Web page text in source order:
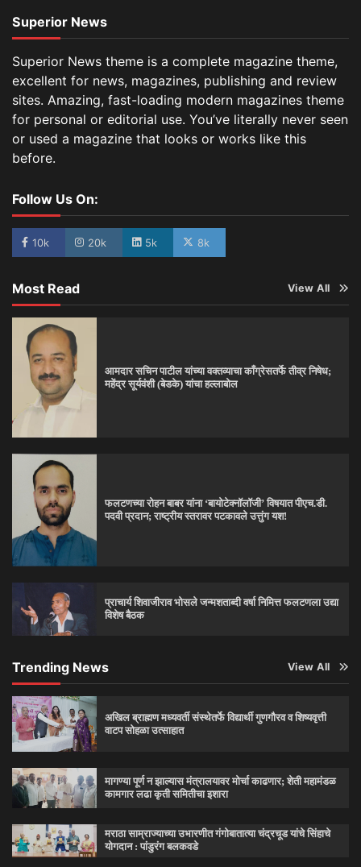
Superior News
Superior News theme is a complete magazine theme,
excellent for news, magazines, publishing and review
sites. Amazing, fast-loading modern magazines theme
for personal or editorial use. You’ve literally never seen
or used a magazine that looks or works like this
before.
Follow Us On:
10k 20k 5k 8k
Most Read View All
आमदार सचिन पाटील यांच्या वक्तव्याचा काँग्रेसतर्फे तीव्र निषेध;
महेंद्र सूर्यवंशी (बेडके) यांचा हल्लाबोल
फलटणच्या रोहन बाबर यांना ‘बायोटेक्नॉलॉजी’ विषयात पीएच.डी.
पदवी प्रदान; राष्ट्रीय स्तरावर पटकावले उत्तुंग यश!
प्राचार्य शिवाजीराव भोसले जन्मशताब्दी वर्षा निमित्त फलटणला उद्या
विशेष बैठक
Trending News View All
अखिल ब्राह्मण मध्यवर्ती संस्थेतर्फे विद्यार्थी गुणगौरव व शिष्यवृत्ती
वाटप सोहळा उत्साहात
मागण्या पूर्ण न झाल्यास मंत्रालयावर मोर्चा काढणार; शेती महामंडळ
कामगार लढा कृती समितीचा इशारा
मराठा साम्राज्याच्या उभारणीत गंगोबातात्या चंद्रचूड यांचे सिंहाचे
योगदान : पांडुरंग बलकवडे